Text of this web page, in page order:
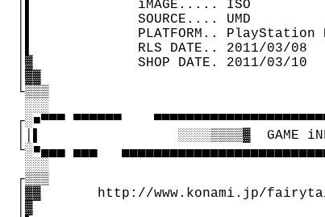
  │▌             iMAGE..... ISO
  │▌             SOURCE.... UMD
│▌             PLATFORM.. PlayStation
  │▌             RLS DATE.. 2011/03/08
  │▓             SHOP DATE. 2011/03/10
  │▓▓
  └▒▒▒
   ░░░
┌░■▀▀▀ ▀▀▀▀▀▀
││▌                 ░░░░▒▒▒▒▓  GAME
└░■▄▄▄ ▄▄▄
   ░░░
  ┌▒▒▒
│▓▓       http://www.konami.jp/
  │▓